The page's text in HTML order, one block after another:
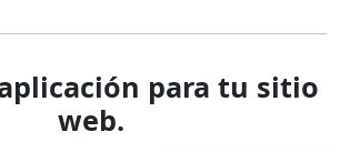
para tu sitio
web.